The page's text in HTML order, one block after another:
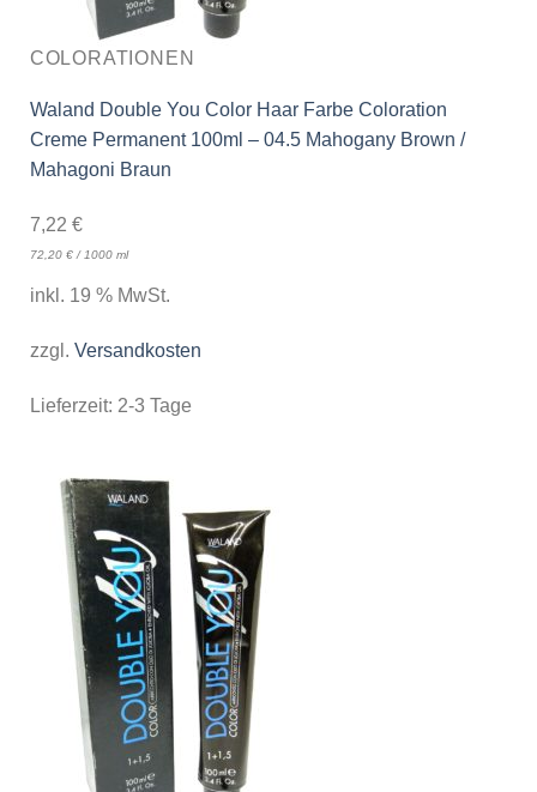
COLORATIONEN
Waland Double You Color Haar Farbe Coloration
Creme Permanent 100ml – 04.5 Mahogany Brown /
Mahagoni Braun
7,22 €
72,20 €/ 1000 ml
inkl. 19 % MwSt.
zzgl. Versandkosten
Lieferzeit: 2-3 Tage